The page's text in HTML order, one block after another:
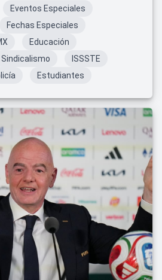
Eventos Especiales
Fechas Especiales
Educación
Sindicalismo
ISSSTE
Estudiantes